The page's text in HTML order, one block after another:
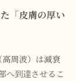
「皮膚の厚い
周波）は減衰
へ到達させるこ